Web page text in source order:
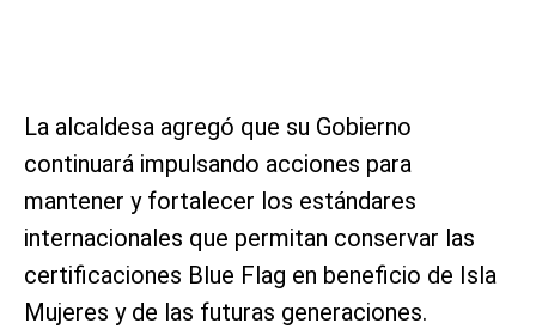
La alcaldesa agregó que su Gobierno
continuará impulsando acciones para
mantener y fortalecer los estándares
internacionales que permitan conservar las
certificaciones Blue Flag en beneficio de Isla
Mujeres y de las futuras generaciones.